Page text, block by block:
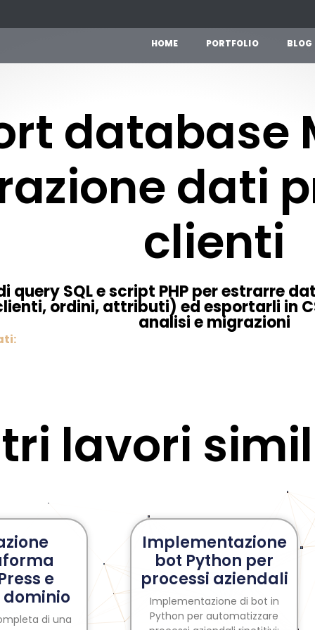
HOME PORTFOLIO BLOG
database
dati
clienti
query SQL e script PHP per estrarre
ordini, attributi) ed esportarli in
analisi e migrazioni
lavori
e
di una
Implementazione
bot Python per
processi aziendali
Implementazione di bot in
Python per automatizzare